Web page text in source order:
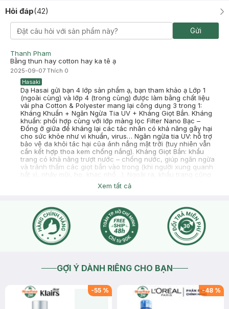
2022-02-10
Hỏi đáp(42)
Gửi
Thanh Pham
Bằng thun hay cotton hay ka tê ạ
2025-09-07 Thích 0
Hasaki
Dạ Hasai gửi bạn 4 lớp sản phẩm ạ, bạn tham khảo ạ Lớp 1
(ngoài cùng) và lớp 4 (trong cùng) được làm bằng chất liệu
vải pha Cotton & Polyester mang lại công dụng 3 trong 1:
Kháng Khuẩn + Ngăn Ngừa Tia UV + Kháng Giọt Bắn. Kháng
khuẩn: phối hợp cùng với lớp màng lọc Filter Nano Bạc –
Đồng ở giữa để kháng lại các tác nhân có khả năng gây hại
cho sức khỏe như vi khuẩn, virus… Ngăn ngừa tia UV: hỗ trợ
bảo vệ da khỏi tác hại của ánh nắng mặt trời (tuy nhiên vẫn
cần kết hợp thoa kem chống nắng). Kháng Giọt Bắn: khẩu
trang có khả năng trượt nước – chống nước, giúp ngăn ngừa
và tránh thấm các giọt bắn vào trong (khi người xung quanh
hắt xì, nhảy mũi, ho, khạc nhổ…). Ngoài ra, khẩu trang cũng
hạn chế nước mưa thấm vào trong khi đi mưa. Lớp 3 (ở giữa)
là màng lọc Filter được phủ thành phần Nano Bạc – Nano
tiến mới nhất của Nhật Bản năm 2020 và được nhập khẩu trực
tiếp từ Nhật về Việt Nam, có khả năng kháng 99.9% khuẩn
bao gồm khuẩn tụ cầu vàng, khuẩn Ecoli đường ruột, khuẩn
viêm phổi,… Khi các vi khuẩn mang điện tích âm (-) trong
không khí tiếp xúc với các phân tử Nano Bạc & Đồng mang
điện tích (+) trong lớp phủ Filter, thì các phân tử Nano với
chặn sự sao chép DNA & ức chế khả năng vận chuyển oxy, từ
đó làm chúng yếu dần đi, thậm chí ngạt thở mà chết. Ngoài
khói bụi (lớp 2, nằm giữa lớp vải cotton và lớp nano filter),
giúp ngăn ngừa các tác hại do khói bụi xâm nhập từ bên
ngoài, góp phần nâng cao bảo vệ sức khỏe tốt hơn.
Xem tất cả
GỢI Ý DÀNH RIÊNG CHO BẠN
-55 % -48 %